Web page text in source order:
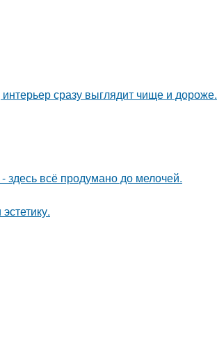
сразу выглядит чище и дороже.
всё продумано до мелочей.